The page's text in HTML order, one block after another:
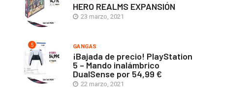
HERO REALMS EXPANSIÓN
23 marzo, 2021
5 GANGAS
¡Bajada de precio! PlayStation
5 – Mando inalámbrico
DualSense por 54,99 €
22 marzo, 2021